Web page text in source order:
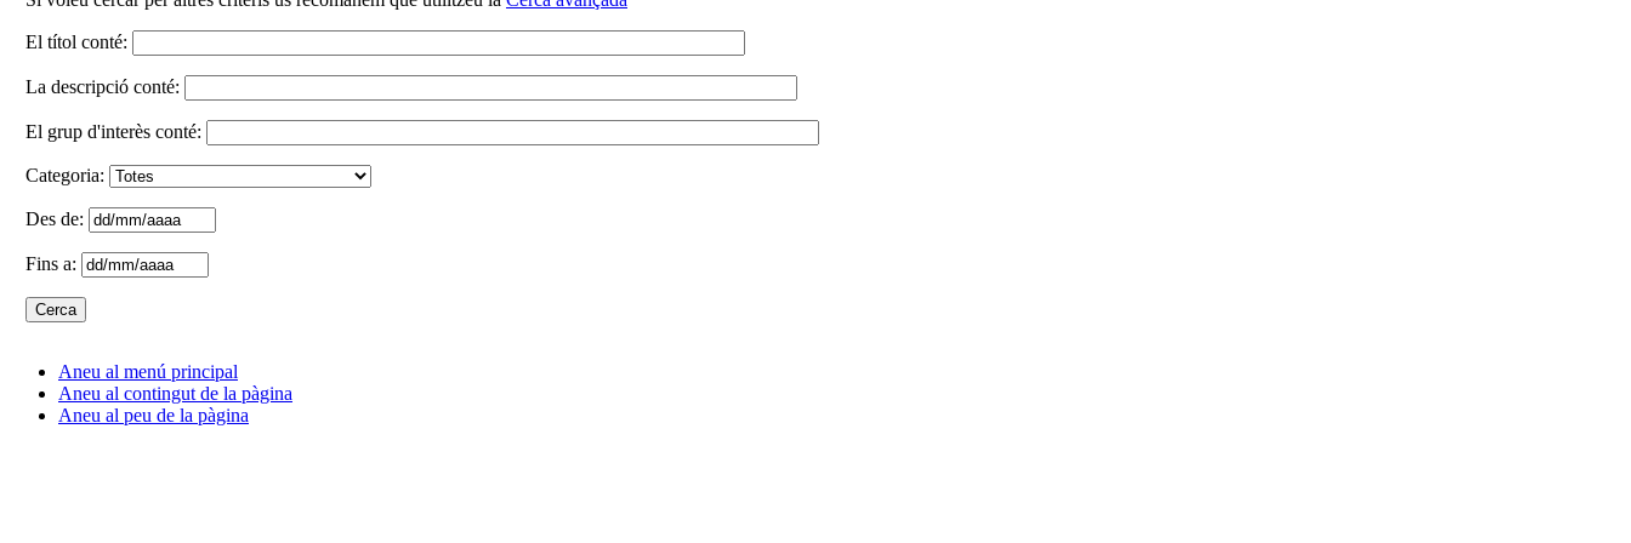
El títol conté:
La descripció conté:
El grup d'interès conté:
Categoria:
Des de:
Fins a:
Aneu al menú principal
Aneu al contingut de la pàgina
Aneu al peu de la pàgina